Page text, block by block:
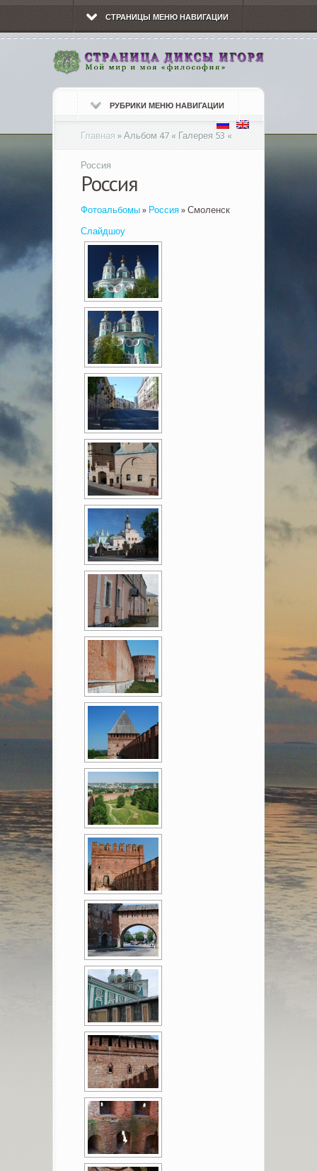
СТРАНИЦЫ МЕНЮ НАВИГАЦИИ
РУБРИКИ МЕНЮ НАВИГАЦИИ
Главная » Альбом 47 « Галерея 53 «
Россия
Россия
Фотоальбомы » Россия » Смоленск
Слайдшоу